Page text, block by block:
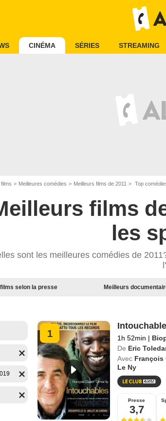
CINÉMA SÉRIES STREAMING
Meilleures comédies Meilleurs films de 2011 Top
films
les
sont les meilleures comédies de
selon la presse Meilleurs
1 1h 52min |
De Eric
Avec François
Le Ny
Presse
3,7